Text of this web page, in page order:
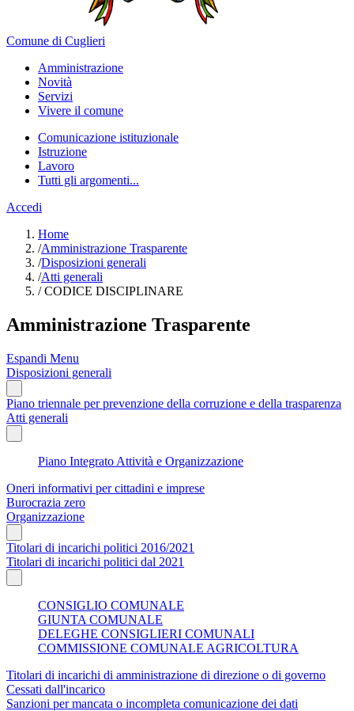
Comune di Cuglieri
Amministrazione
Novità
Servizi
Vivere il comune
Comunicazione istituzionale
Istruzione
Lavoro
Tutti gli argomenti...
Accedi
Home
/Amministrazione Trasparente
/Disposizioni generali
/Atti generali
/CODICE DISCIPLINARE
Amministrazione Trasparente
Espandi Menu
Disposizioni generali
Piano triennale per prevenzione della corruzione e della trasparenza
Atti generali
Piano Integrato Attività e Organizzazione
Oneri informativi per cittadini e imprese
Burocrazia zero
Organizzazione
Titolari di incarichi politici 2016/2021
Titolari di incarichi politici dal 2021
CONSIGLIO COMUNALE
GIUNTA COMUNALE
DELEGHE CONSIGLIERI COMUNALI
COMMISSIONE COMUNALE AGRICOLTURA
Titolari di incarichi di amministrazione di direzione o di governo
Cessati dall'incarico
Sanzioni per mancata o incompleta comunicazione dei dati